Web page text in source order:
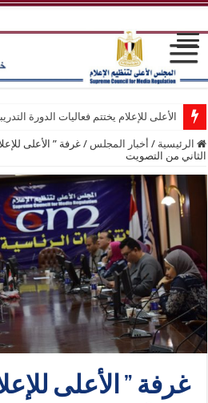
الأعلى للإعلام يختتم فعاليات الدورة
الرئيسية / أخبار المجلس / غرفة ” الأعلى
الثاني من التصويت
غرفة ” الأعلى